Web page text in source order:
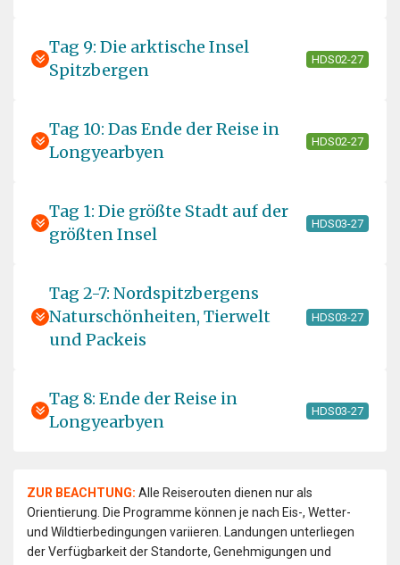
Tag 9: Die arktische Insel
Spitzbergen
HDS02-27
Tag 10: Das Ende der Reise in
Longyearbyen
HDS02-27
Tag 1: Die größte Stadt auf der
größten Insel
HDS03-27
Tag 2-7: Nordspitzbergens
Naturschönheiten, Tierwelt
und Packeis
HDS03-27
Tag 8: Ende der Reise in
Longyearbyen
HDS03-27
ZUR BEACHTUNG: Alle Reiserouten dienen nur als
Orientierung. Die Programme können je nach Eis-, Wetter-
und Wildtierbedingungen variieren. Landungen unterliegen
der Verfügbarkeit der Standorte, Genehmigungen und